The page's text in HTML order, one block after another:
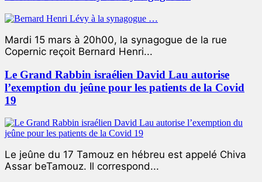
Mardi 15 mars à 20h00, la synagogue de la rue
Copernic reçoit Bernard Henri...
Le Grand Rabbin israélien David Lau autorise
l’exemption du jeûne pour les patients de la Covid
19
Le jeûne du 17 Tamouz en hébreu est appelé Chiva
Assar beTamouz. Il correspond...